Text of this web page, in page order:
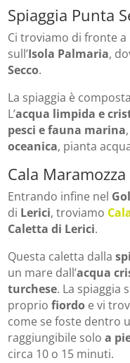
Spiaggia Punta
Ci troviamo di fronte
sull’Isola Palmaria,
Secco.
La spiaggia è
L’acqua limpida e
pesci e fauna marina
oceanica, pianta
Cala Maramozza
Entrando infine nel
di Lerici, troviamo
Caletta di Lerici.
Questa caletta dalla
un mare dall’acqua
turchese. La spiaggia
propriofiordo e vi
come se foste dentro
raggiungibile soloa
circa 10 o 15 minuti.